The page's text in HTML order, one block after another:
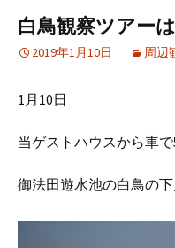
白鳥観察ツアー
2019年1月10日 周辺
1月10日
当ゲストハウスから車で
御法田遊水池の白鳥の下